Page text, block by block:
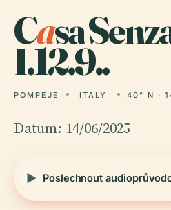
Casa
I.12.9..
POMPEJE ITALY 40° N ·
Datum: 14/06/2025
Poslechnout